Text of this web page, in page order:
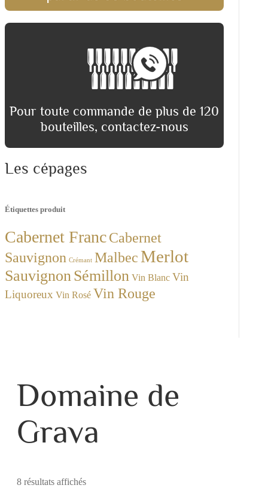
Pour toute commande de plus de 120
bouteilles, contactez-nous
Les cépages
Étiquettes produit
Cabernet FrancCabernet
Sauvignon Crémant Malbec Merlot
SauvignonSémillon Vin Blanc Vin
Liquoreux Vin Rosé Vin Rouge
Domaine de
Grava
8 résultats affichés